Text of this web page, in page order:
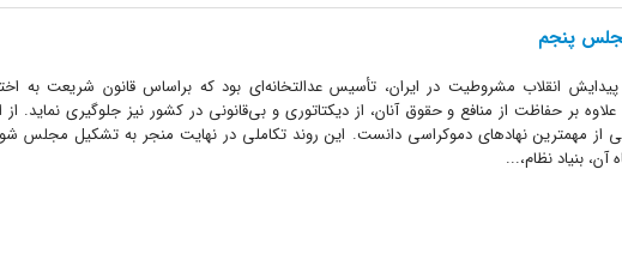
پنجم
انقلاب مشروطیت در ایران، تأسیس عدالتخانه‌ای بود که براساس قانون شریعت به
بر حفاظت از منافع و حقوق آنان، از دیکتاتوری و بی‌قانونی در کشور نیز جلوگیری نماید. از
از مهمترین نهادهای دموکراسی دانست. این روند تکاملی در نهایت منجر به تشکیل مجلس
بنیاد نظام،...